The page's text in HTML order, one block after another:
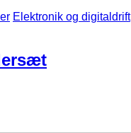
Elektronik og digitaldrift